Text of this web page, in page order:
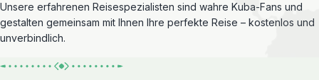
Unsere erfahrenen Reisespezialisten sind wahre Kuba-Fans und
gestalten gemeinsam mit Ihnen Ihre perfekte Reise – kostenlos und
unverbindlich.